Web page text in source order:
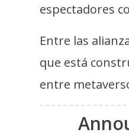
r
o
s
C
espectadores
Entre las
que está
entre